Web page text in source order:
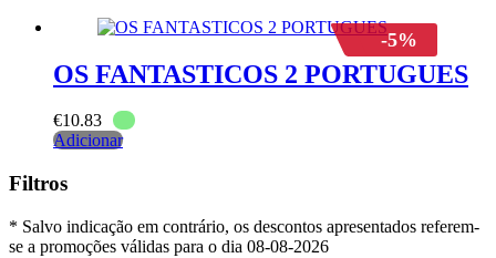
-5%
OS FANTASTICOS 2 PORTUGUES
€10.83
Adicionar
Filtros
* Salvo indicação em contrário, os descontos apresentados referem-
se a promoções válidas para o dia 08-08-2026